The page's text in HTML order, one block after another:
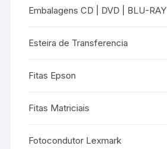
Embalagens CD | DVD | BLU-RAY
Esteira de Transferencia
Fitas Epson
Fitas Matriciais
Fotocondutor Lexmark